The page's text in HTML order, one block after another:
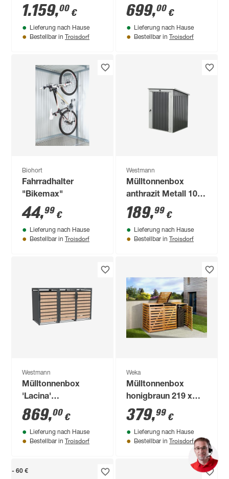
dunkelgrau-metallic
132 x 87 x 181 cm
1.159,00 €
Lieferung nach Hause
Bestellbar in Troisdorf
Gr. M High
699,00 €
Lieferung nach Hause
Bestellbar in Troisdorf
Biohort
Fahrradhalter
"Bikemax"
44,99 €
Lieferung nach Hause
Bestellbar in Troisdorf
Westmann
Mülltonnenbox
anthrazit Metall 101
x 104 x 134 cm,
integriertes Schloss
189,99 €
Lieferung nach Hause
Bestellbar in Troisdorf
Westmann
Mülltonnenbox
'Lacina'
anthrazit/Holzoptik
80 x 200 x 116 cm
869,00 €
Lieferung nach Hause
Bestellbar in Troisdorf
Weka
Mülltonnenbox
honigbraun 219 x
122 x 92 cm
379,99 €
Lieferung nach Hause
Bestellbar in Troisdorf
- 60 €